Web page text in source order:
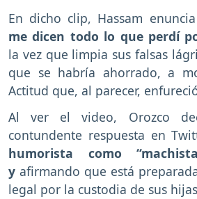
En dicho clip, Hassam
me dicen todo lo que perdí
la vez que limpia sus falsas
que se habría ahorrado, a
Actitud que, al parecer,
Al ver el video, Orozco
contundente respuesta en
humorista como
y afirmando que está
legal por la custodia de sus